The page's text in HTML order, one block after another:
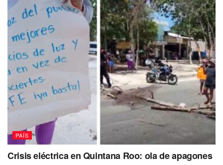
acrediten la probable responsabilidad del quejoso en los
delitos que se le imputan.
PAÍS
Crisis eléctrica en Quintana Roo: ola de apagones